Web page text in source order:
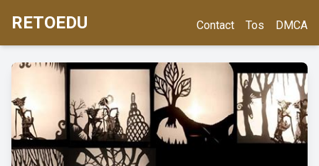
RETOEDU Contact Tos DMCA